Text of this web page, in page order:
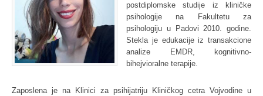
postdiplomske studije iz kliničke
psihologije na Fakultetu za
psihologiju u Padovi 2010. godine.
Stekla je edukacije iz transakcione
analize EMDR, kognitivno-
bihejvioralne terapije.
Zaposlena je na Klinici za psihijatriju Kliničkog cetra Vojvodine u